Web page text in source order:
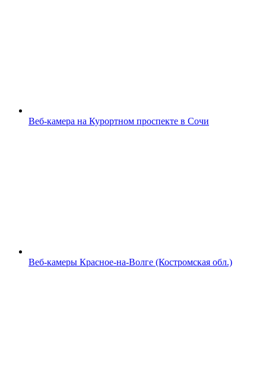
Веб-камера на Курортном проспекте в Сочи
Веб-камеры Красное-на-Волге (Костромская обл.)